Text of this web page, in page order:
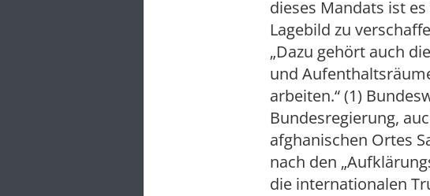
dieses Mandats ist
Lagebild zu
„Dazu gehört auch
und
arbeiten.“ (1)
Bundesregierung,
afghanischen Ortes
nach den
die internationalen